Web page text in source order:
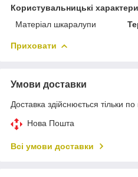
Користувальницькі
Матеріал шкаралупи
Приховати
Умови доставки
Доставка здійснюється тільки по
Нова Пошта
Всі умови доставки